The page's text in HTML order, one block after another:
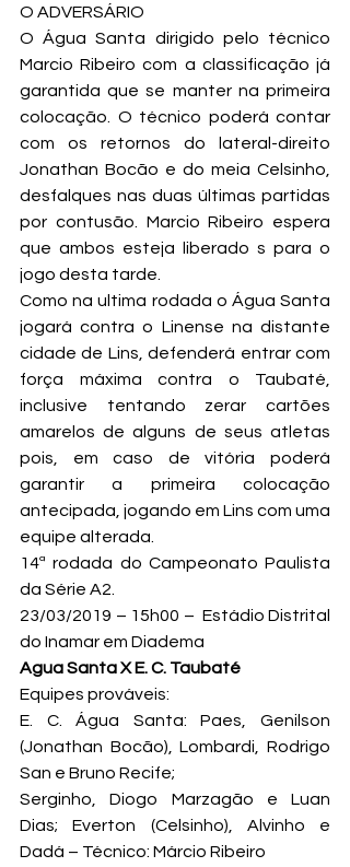
O ADVERSÁRIO
O Água Santa dirigido pelo técnico
Marcio Ribeiro com a classificação já
garantida que se manter na primeira
colocação. O técnico poderá contar
com os retornos do lateral-direito
Jonathan Bocão e do meia Celsinho,
desfalques nas duas últimas partidas
por contusão. Marcio Ribeiro espera
que ambos esteja liberado s para o
jogo desta tarde.
Como na ultima rodada o Água Santa
jogará contra o Linense na distante
cidade de Lins, defenderá entrar com
força máxima contra o Taubaté,
inclusive tentando zerar cartões
amarelos de alguns de seus atletas
pois, em caso de vitória poderá
garantir a primeira colocação
antecipada, jogando em Lins com uma
equipe alterada.
14ª rodada do Campeonato Paulista
da Série A2.
23/03/2019 – 15h00 –  Estádio Distrital
do Inamar em Diadema
Agua Santa X E. C. Taubaté
Equipes prováveis:
E. C. Água Santa: Paes, Genilson
(Jonathan Bocão), Lombardi, Rodrigo
San e Bruno Recife;
Serginho, Diogo Marzagão e Luan
Dias; Everton (Celsinho), Alvinho e
Dadá – Técnico: Márcio Ribeiro